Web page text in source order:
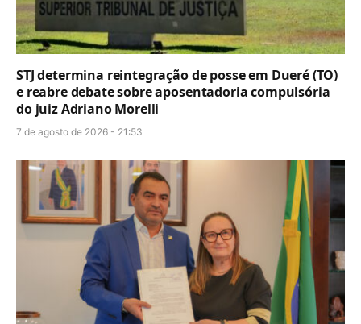
STJ determina reintegração de posse em Dueré (TO)
e reabre debate sobre aposentadoria compulsória
do juiz Adriano Morelli
7 de agosto de 2026 - 21:53